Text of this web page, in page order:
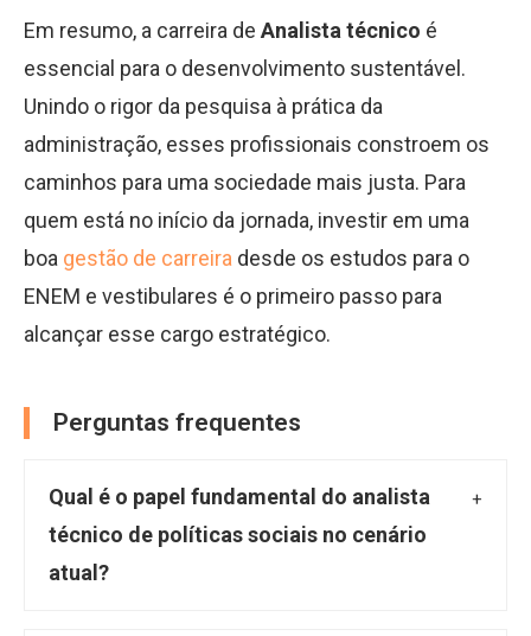
Em resumo, a carreira de Analista técnico é
essencial para o desenvolvimento sustentável.
Unindo o rigor da pesquisa à prática da
administração, esses profissionais constroem os
caminhos para uma sociedade mais justa. Para
quem está no início da jornada, investir em uma
boa gestão de carreira desde os estudos para o
ENEM e vestibulares é o primeiro passo para
alcançar esse cargo estratégico.
Perguntas frequentes
Qual é o papel fundamental do analista
técnico de políticas sociais no cenário
atual?